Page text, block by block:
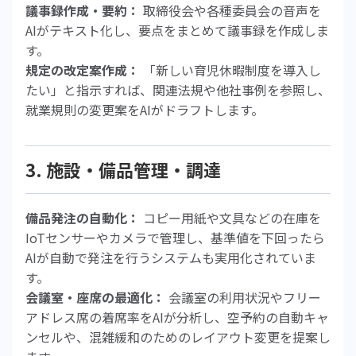
議事録作成・要約： 取締役会や各種委員会の音声を
AIがテキスト化し、要点をまとめて議事録を作成しま
す。
規定の改定案作成：
「新しい育児休暇制度を導入し
たい」と指示すれば、関連法規や他社事例を参照し、
就業規則の変更案をAIがドラフトします。
3. 施設・備品管理・調達
備品発注の自動化： コピー用紙や文具などの在庫を
IoTセンサーやカメラで管理し、基準値を下回ったら
AIが自動で発注を行うシステムも実用化されていま
す。
会議室・座席の最適化： 会議室の利用状況やフリー
アドレス席の着席率をAIが分析し、空予約の自動キャ
ンセルや、混雑緩和のためのレイアウト変更を提案し